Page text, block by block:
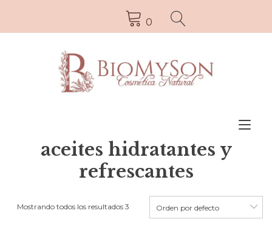
0
aceites hidratantes y
refrescantes
Mostrando todos los resultados 3 Orden por defecto